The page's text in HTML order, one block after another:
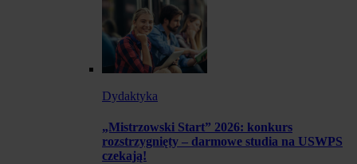
Dydaktyka
„Mistrzowski Start” 2026: konkurs
rozstrzygnięty – darmowe studia na USWPS
czekają!